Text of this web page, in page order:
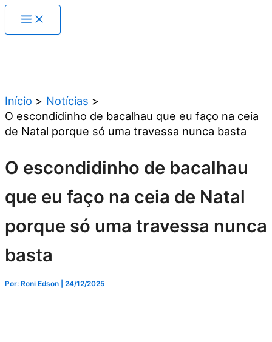
para
Início
Notícias
O escondidinho de bacalhau que eu faço na ceia
de Natal porque só uma travessa nunca basta
O escondidinho de bacalhau
que eu faço na ceia de Natal
porque só uma travessa nunca
basta
Por: Roni Edson | 24/12/2025